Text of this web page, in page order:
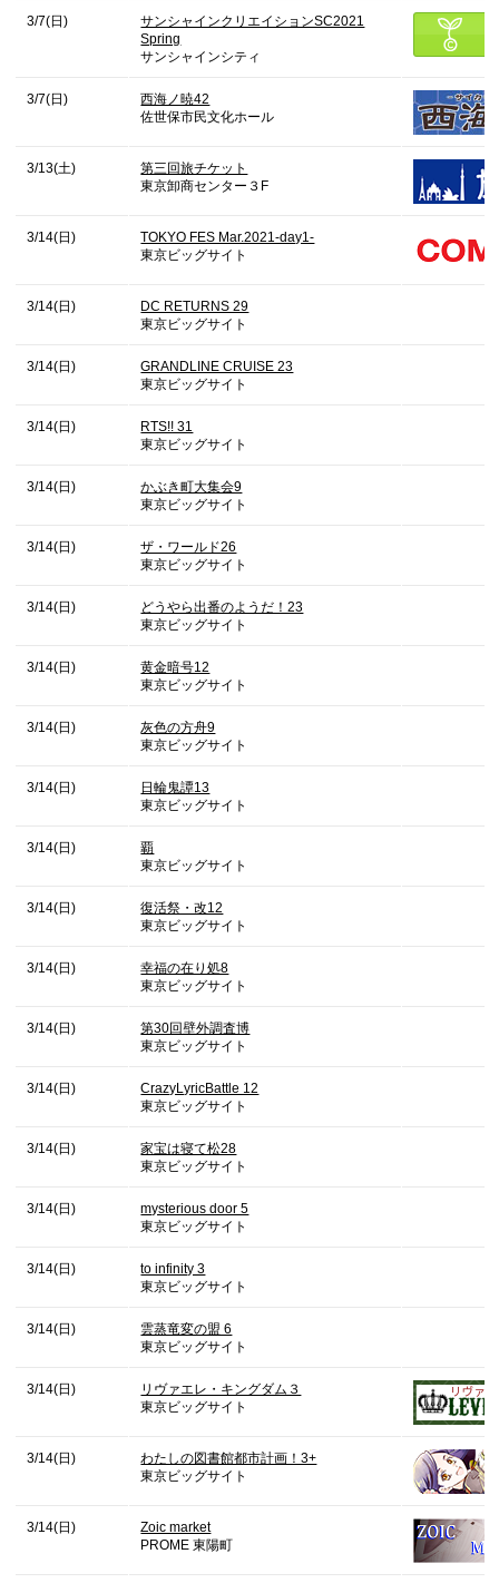
3/7(日)
サンシャインクリエイションSC2021
Spring
サンシャインシティ
3/7(日)
西海ノ暁42
佐世保市民文化ホール
3/13(土)
第三回旅チケット
東京卸商センター３F
3/14(日)
TOKYO FES Mar.2021-day1-
東京ビッグサイト
3/14(日)
DC RETURNS 29
東京ビッグサイト
3/14(日)
GRANDLINE CRUISE 23
東京ビッグサイト
3/14(日)
RTS!! 31
東京ビッグサイト
3/14(日)
かぶき町大集会9
東京ビッグサイト
3/14(日)
ザ・ワールド26
東京ビッグサイト
3/14(日)
どうやら出番のようだ！23
東京ビッグサイト
3/14(日)
黄金暗号12
東京ビッグサイト
3/14(日)
灰色の方舟9
東京ビッグサイト
3/14(日)
日輪鬼譚13
東京ビッグサイト
3/14(日)
覇
東京ビッグサイト
3/14(日)
復活祭・改12
東京ビッグサイト
3/14(日)
幸福の在り処8
東京ビッグサイト
3/14(日)
第30回壁外調査博
東京ビッグサイト
3/14(日)
CrazyLyricBattle 12
東京ビッグサイト
3/14(日)
家宝は寝て松28
東京ビッグサイト
3/14(日)
mysterious door 5
東京ビッグサイト
3/14(日)
to infinity 3
東京ビッグサイト
3/14(日)
雲蒸竜変の盟 6
東京ビッグサイト
3/14(日)
リヴァエレ・キングダム３
東京ビッグサイト
3/14(日)
わたしの図書館都市計画！3+
東京ビッグサイト
3/14(日)
Zoic market
PROME 東陽町